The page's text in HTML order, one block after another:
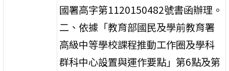
國署高字第1120150482號書函辦理。
二、依據「教育部國民及學前教育署
高級中等學校課程推動工作圈及學科
群科中心設置與運作要點」第6點及第